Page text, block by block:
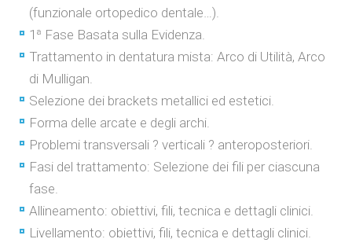
(funzionale ortopedico dentale…).
1ª Fase Basata sulla Evidenza.
Trattamento in dentatura mista: Arco di Utilità, Arco
di Mulligan.
Selezione dei brackets metallici ed estetici.
Forma delle arcate e degli archi.
Problemi transversali ? verticali ? anteroposteriori.
Fasi del trattamento: Selezione dei fili per ciascuna
fase.
Allineamento: obiettivi, fili, tecnica e dettagli clinici.
Livellamento: obiettivi, fili, tecnica e dettagli clinici.